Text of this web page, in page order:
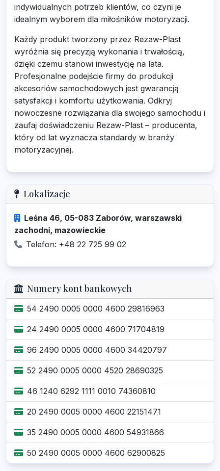
indywidualnych potrzeb klientów, co czyni je
idealnym wyborem dla miłośników motoryzacji.
Każdy produkt tworzony przez Rezaw-Plast
wyróżnia się precyzją wykonania i trwałością,
dzięki czemu stanowi inwestycję na lata.
Profesjonalne podejście firmy do produkcji
akcesoriów samochodowych jest gwarancją
satysfakcji i komfortu użytkowania. Odkryj
nowoczesne rozwiązania dla swojego samochodu i
zaufaj doświadczeniu Rezaw-Plast – producenta,
który od lat wyznacza standardy w branży
motoryzacyjnej.
Lokalizacje
Leśna 46, 05-083 Zaborów, warszawski
zachodni, mazowieckie
Telefon: +48 22 725 99 02
Numery kont bankowych
54 2490 0005 0000 4600 29816963
24 2490 0005 0000 4600 71704819
96 2490 0005 0000 4600 34420797
52 2490 0005 0000 4520 28690325
46 1240 6292 1111 0010 74360810
20 2490 0005 0000 4600 22151471
35 2490 0005 0000 4600 54931866
50 2490 0005 0000 4600 62900825